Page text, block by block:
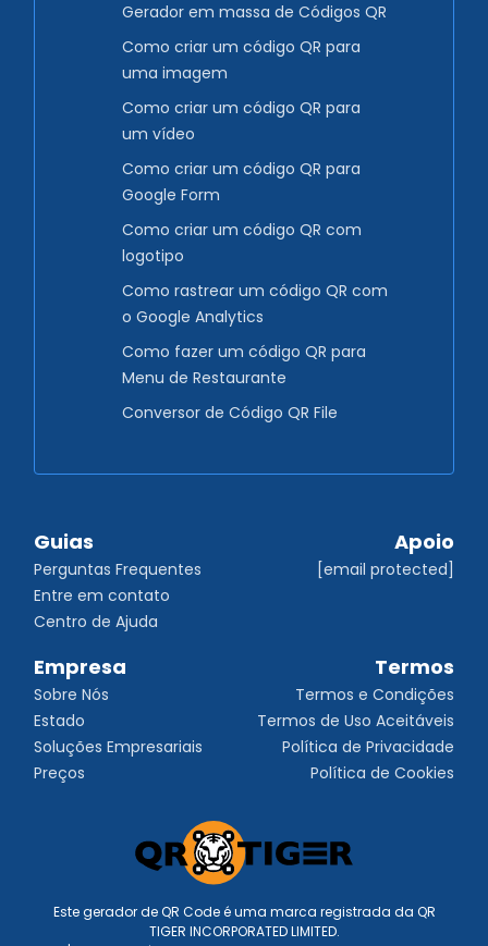
Gerador em massa de Códigos QR
Como criar um código QR para
uma imagem
Como criar um código QR para
um vídeo
Como criar um código QR para
Google Form
Como criar um código QR com
logotipo
Como rastrear um código QR com
o Google Analytics
Como fazer um código QR para
Menu de Restaurante
Conversor de Código QR File
Guias
Perguntas Frequentes
Entre em contato
Centro de Ajuda
Apoio
[email protected]
Empresa
Sobre Nós
Estado
Soluções Empresariais
Preços
Termos
Termos e Condições
Termos de Uso Aceitáveis
Política de Privacidade
Política de Cookies
Este gerador de QR Code é uma marca registrada da QR
TIGER INCORPORATED LIMITED.